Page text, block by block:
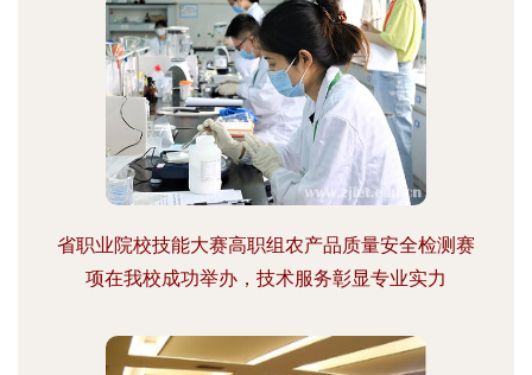
省职业院校技能大赛高职组农产品质量安全检测赛
项在我校成功举办，技术服务彰显专业实力